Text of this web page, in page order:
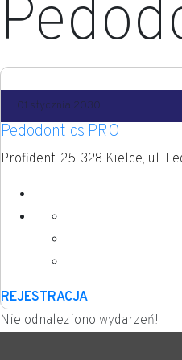
01 stycznia 2030
Pedodontics PRO
Profident, 25-328 Kielce, ul.
REJESTRACJA
Nie odnaleziono wydarzeń!